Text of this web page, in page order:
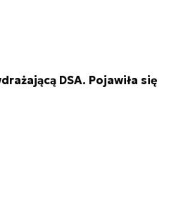
DSA. Pojawiła się